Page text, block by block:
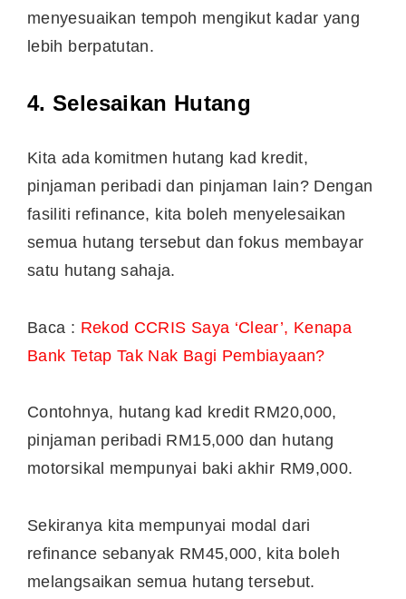
menyesuaikan tempoh mengikut kadar yang
lebih berpatutan.
4. Selesaikan Hutang
Kita ada komitmen hutang kad kredit,
pinjaman peribadi dan pinjaman lain? Dengan
fasiliti refinance, kita boleh menyelesaikan
semua hutang tersebut dan fokus membayar
satu hutang sahaja.
Baca : Rekod CCRIS Saya ‘Clear’, Kenapa
Bank Tetap Tak Nak Bagi Pembiayaan?
Contohnya, hutang kad kredit RM20,000,
pinjaman peribadi RM15,000 dan hutang
motorsikal mempunyai baki akhir RM9,000.
Sekiranya kita mempunyai modal dari
refinance sebanyak RM45,000, kita boleh
melangsaikan semua hutang tersebut.